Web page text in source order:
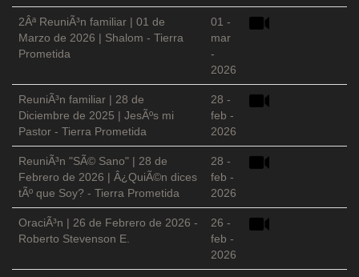
2Âª ReuniÃ³n familiar | 01 de
Marzo de 2026 | Shalom - Tierra
Prometida
01 -
mar
-
2026
ReuniÃ³n familiar | 28 de
Diciembre de 2025 | JesÃºs mi
Pastor - Tierra Prometida
28 -
feb -
2026
ReuniÃ³n "SÃ© Sano" | 28 de
Febrero de 2026 | Â¿QuiÃ©n dices
tÃº que Soy? - Tierra Prometida
28 -
feb -
2026
OraciÃ³n | 26 de Febrero de 2026 -
Roberto Stevenson E.
26 -
feb -
2026